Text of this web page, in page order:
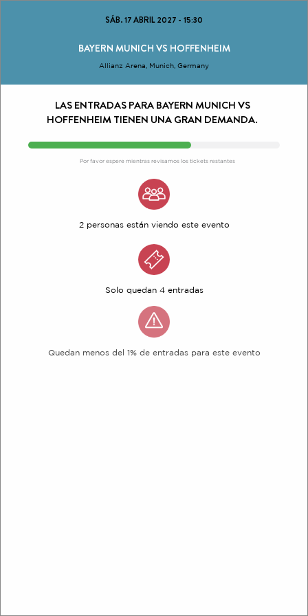
SÁB. 17 ABRIL 2027 - 15:30
BAYERN MUNICH VS HOFFENHEIM
Allianz Arena, Munich, Germany
LAS ENTRADAS PARA BAYERN MUNICH VS
HOFFENHEIM TIENEN UNA GRAN DEMANDA.
Por favor espere mientras revisamos los tickets restantes
2 personas están viendo este evento
Solo quedan 4 entradas
Quedan menos del 1% de entradas para este evento